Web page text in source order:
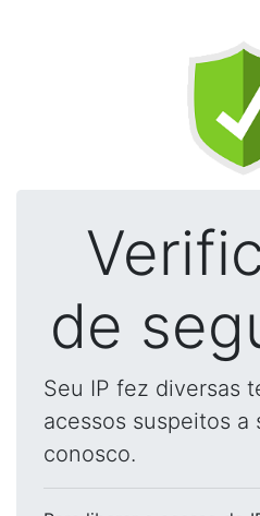
de
Seu IP fez diversas
acessos suspeitos a
conosco.